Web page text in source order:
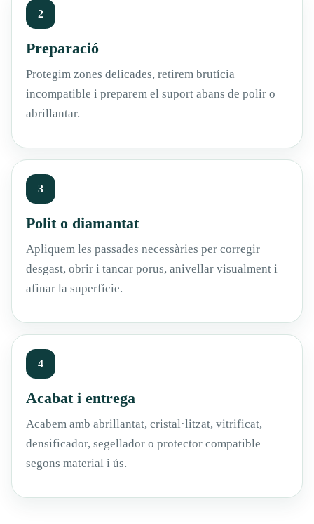
2
Preparació
Protegim zones delicades, retirem brutícia
incompatible i preparem el suport abans de polir o
abrillantar.
3
Polit o diamantat
Apliquem les passades necessàries per corregir
desgast, obrir i tancar porus, anivellar visualment i
afinar la superfície.
4
Acabat i entrega
Acabem amb abrillantat, cristal·litzat, vitrificat,
densificador, segellador o protector compatible
segons material i ús.